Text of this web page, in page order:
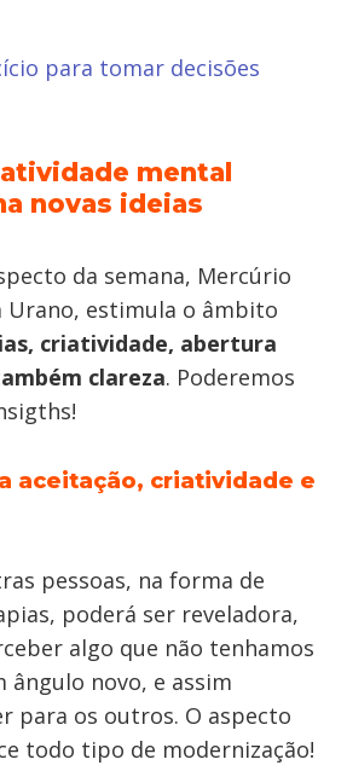
para tomar decisões
mental
novas ideias
da semana, Mercúrio
estimula o âmbito
criatividade, abertura
clareza. Poderemos
aceitação, criatividade e
pessoas, na forma de
poderá ser reveladora,
algo que não tenhamos
novo, e assim
para os outros. O aspecto
todo tipo de modernização!